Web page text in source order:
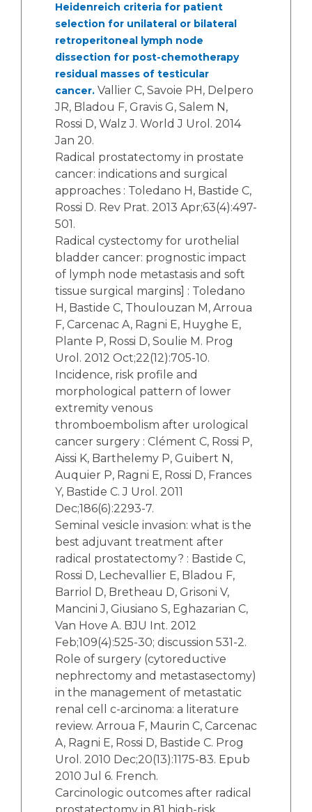
Heidenreich criteria for patient
selection for unilateral or bilateral
retroperitoneal lymph node
dissection for post-chemotherapy
residual masses of testicular
cancer. Vallier C, Savoie PH, Delpero
JR, Bladou F, Gravis G, Salem N,
Rossi D, Walz J. World J Urol. 2014
Jan 20.
Radical prostatectomy in prostate
cancer: indications and surgical
approaches : Toledano H, Bastide C,
Rossi D. Rev Prat. 2013 Apr;63(4):497-
501.
Radical cystectomy for urothelial
bladder cancer: prognostic impact
of lymph node metastasis and soft
tissue surgical margins] : Toledano
H, Bastide C, Thoulouzan M, Arroua
F, Carcenac A, Ragni E, Huyghe E,
Plante P, Rossi D, Soulie M. Prog
Urol. 2012 Oct;22(12):705-10.
Incidence, risk profile and
morphological pattern of lower
extremity venous
thromboembolism after urological
cancer surgery : Clément C, Rossi P,
Aissi K, Barthelemy P, Guibert N,
Auquier P, Ragni E, Rossi D, Frances
Y, Bastide C. J Urol. 2011
Dec;186(6):2293-7.
Seminal vesicle invasion: what is the
best adjuvant treatment after
radical prostatectomy? : Bastide C,
Rossi D, Lechevallier E, Bladou F,
Barriol D, Bretheau D, Grisoni V,
Mancini J, Giusiano S, Eghazarian C,
Van Hove A. BJU Int. 2012
Feb;109(4):525-30; discussion 531-2.
Role of surgery (cytoreductive
nephrectomy and metastasectomy)
in the management of metastatic
renal cell c-arcinoma: a literature
review. Arroua F, Maurin C, Carcenac
A, Ragni E, Rossi D, Bastide C. Prog
Urol. 2010 Dec;20(13):1175-83. Epub
2010 Jul 6. French.
Carcinologic outcomes after radical